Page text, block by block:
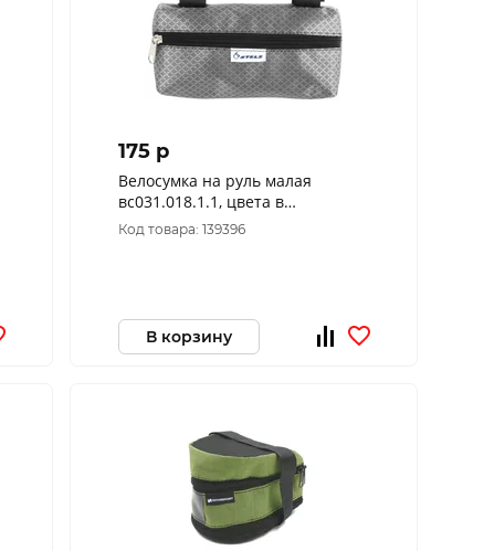
175 p
Велосумка на руль малая
вс031.018.1.1, цвета в
ассортименте
Код товара: 139396
В корзину